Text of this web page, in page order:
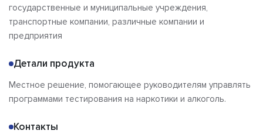
Сравнения
Отзывы
государственные и муниципальные учреждения,
транспортные компании, различные компании и
предприятия
Детали продукта
Местное решение, помогающее руководителям управлять
программами тестирования на наркотики и алкоголь.
Контакты